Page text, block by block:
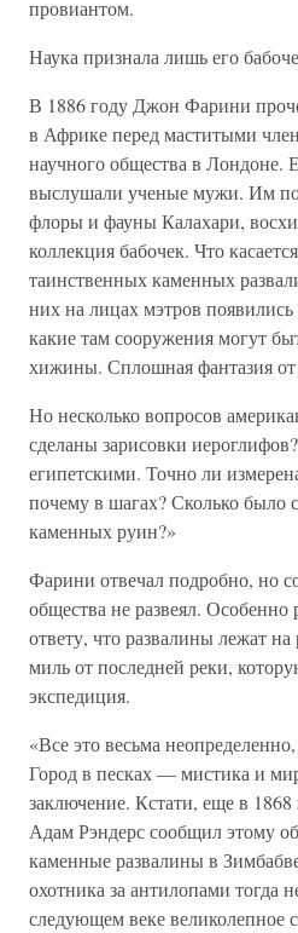
провиантом.
Наука признала лишь его
В 1886 году Джон Фарини
в Африке перед маститыми
научного общества в Лондоне.
выслушали ученые мужи. Им
флоры и фауны Калахари,
коллекция бабочек. Что
таинственных каменных
них на лицах мэтров
какие там сооружения могут
хижины. Сплошная фантазия
Но несколько вопросов
сделаны зарисовки
египетскими. Точно ли
почему в шагах? Сколько было
каменных руин?»
Фарини отвечал подробно, но
общества не развеял. Особенно
ответу, что развалины лежат
миль от последней реки,
экспедиция.
«Все это весьма
Город в песках — мистика и
заключение. Кстати, еще в
Адам Рэндерс сообщил этому
каменные развалины в
охотника за антилопами тогда
следующем веке великолепное